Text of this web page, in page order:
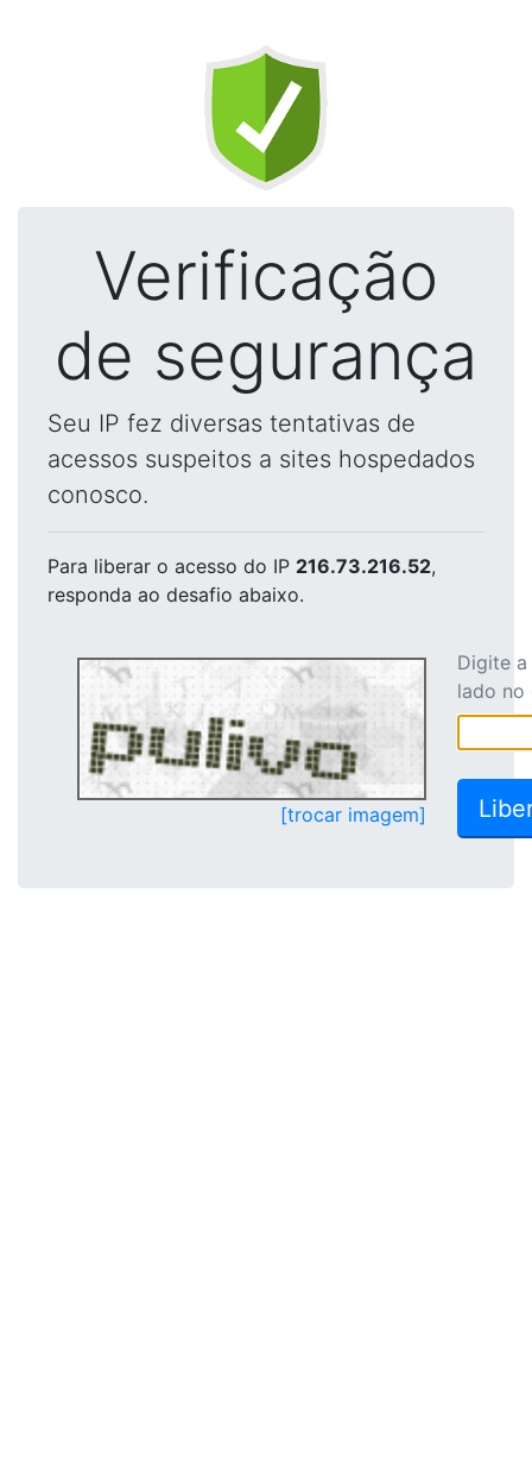
Verificação
de segurança
Seu IP fez diversas tentativas de
acessos suspeitos a sites hospedados
conosco.
Para liberar o acesso do IP 216.73.216.52,
responda ao desafio abaixo.
[trocar imagem]
Digite
lado no